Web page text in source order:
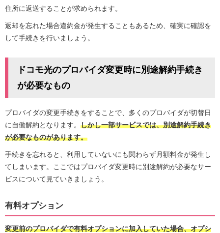
住所に返送することが求められます。
返却を忘れた場合違約金が発生することもあるため、確実に確認を
して手続きを行いましょう。
ドコモ光のプロバイダ変更時に別途解約手続き
が必要なもの
プロバイダの変更手続きをすることで、多くのプロバイダが切替日
に自働解約となります。 しかし一部サービスでは、別途解約手続き
が必要なものがあります。
手続きを忘れると、利用していないにも関わらず月額料金が発生し
てしまいます。ここではプロバイダ変更時に別途解約が必要なサー
ビスについて見ていきましょう。
有料オプション
変更前のプロバイダで有料オプションに加入していた場合、オプシ